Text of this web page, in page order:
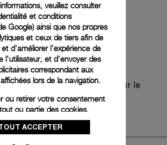
est également inclus,
pratique sans compromis sur le
veuillez consulter
et conditions
Google) ainsi que nos propres
et ceux de tiers afin de
d'améliorer l'expérience de
l'utilisateur, et d'envoyer des
correspondant aux
lors de la navigation.
ou retirer votre consentement
ou partie des cookies,
Configurer » ou consultez notre
cookiespour obtenir plus
ACCEPTER